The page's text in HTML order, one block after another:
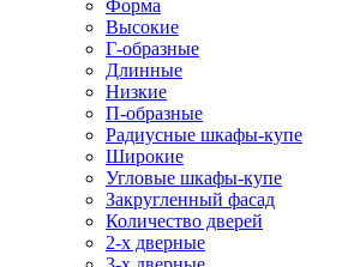
Форма
Высокие
Г-образные
Длинные
Низкие
П-образные
Радиусные шкафы-купе
Широкие
Угловые шкафы-купе
Закругленный фасад
Количество дверей
2-х дверные